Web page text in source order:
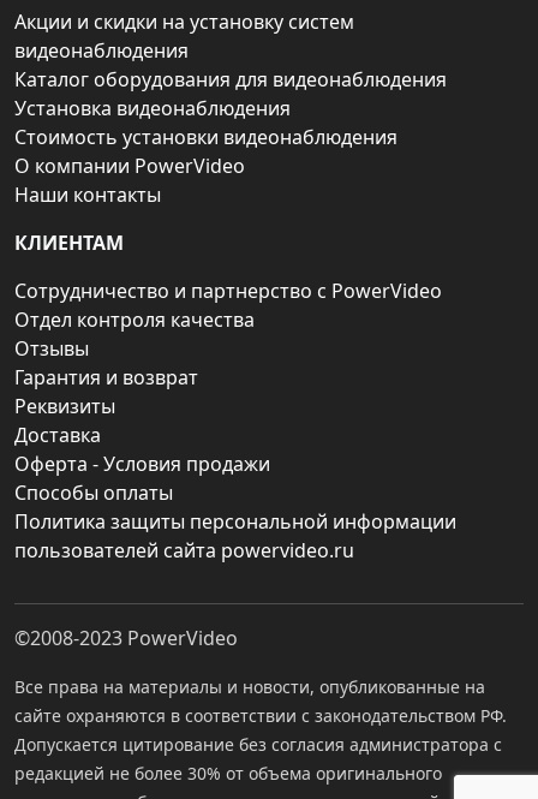
Акции и скидки на установку систем
видеонаблюдения
Каталог оборудования для видеонаблюдения
Установка видеонаблюдения
Стоимость установки видеонаблюдения
О компании PowerVideo
Наши контакты
КЛИЕНТАМ
Сотрудничество и партнерство с PowerVideo
Отдел контроля качества
Отзывы
Гарантия и возврат
Реквизиты
Доставка
Оферта - Условия продажи
Способы оплаты
Политика защиты персональной информации
пользователей сайта powervideo.ru
©2008-2023 PowerVideo
Все права на материалы и новости, опубликованные на
сайте охраняются в соответствии с законодательством РФ.
Допускается цитирование без согласия администратора с
редакцией не более 30% от объема оригинального